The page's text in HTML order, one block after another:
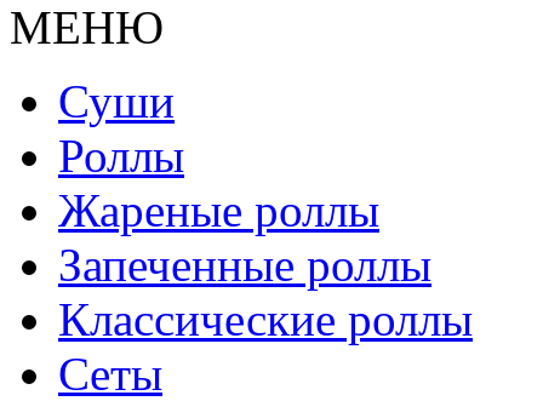
МЕНЮ
Суши
Роллы
Жареные роллы
Запеченные роллы
Классические роллы
Сеты